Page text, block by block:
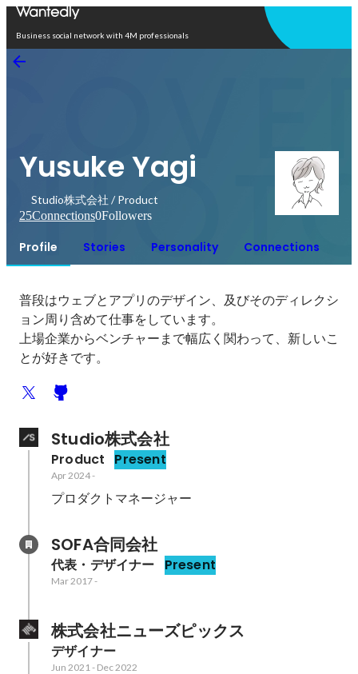
Business social network with 4M professionals
Yusuke Yagi
Studio株式会社 / Product
25Connections0Followers
Profile Stories Personality Connections
普段はウェブとアプリのデザイン、及びそのディレクシ
ョン周り含めて仕事をしています。
上場企業からベンチャーまで幅広く関わって、新しいこ
とが好きです。
Studio株式会社
Product Present
Apr 2024-
プロダクトマネージャー
SOFA合同会社
代表・デザイナー Present
Mar 2017-
株式会社ニューズピックス
デザイナー
Jun 2021- Dec 2022